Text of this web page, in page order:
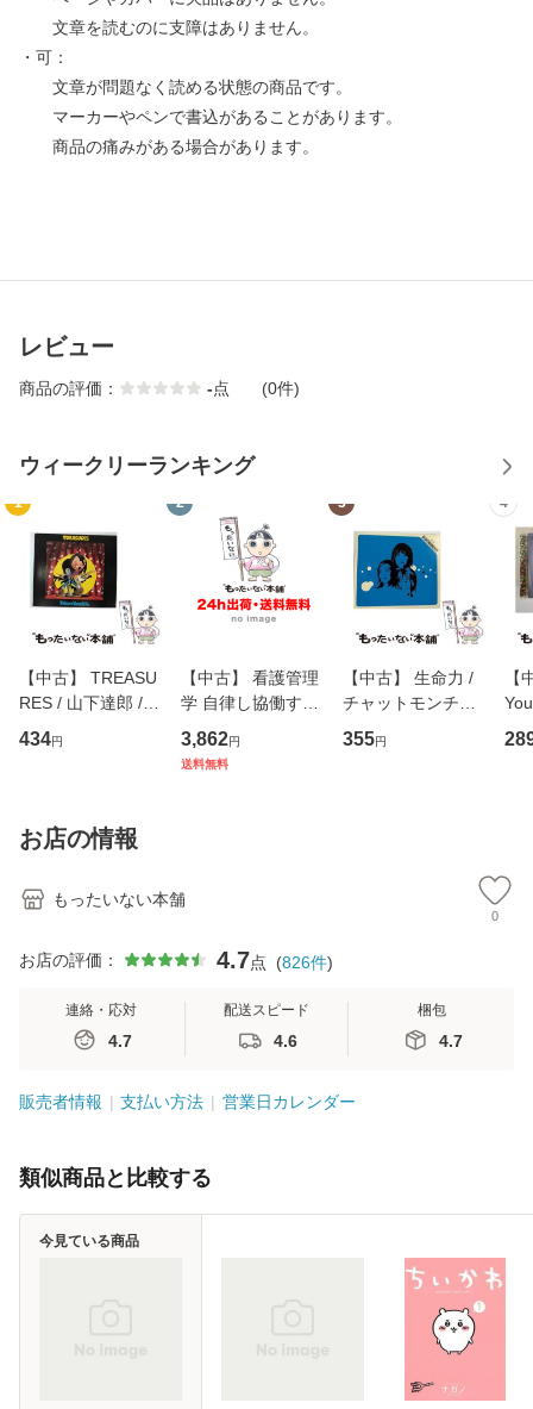
文章を読むのに支障はありません。
・可：
文章が問題なく読める状態の商品です。
マーカーやペンで書込があることがあります。
商品の痛みがある場合があります。
レビュー
商品の評価： -点 (0件)
ウィークリーランキング
1
【中古】 TREASU
RES / 山下達郎 /
イーストウエス
ト・ジャパン [CD]
434円
2
【中古】 看護管理
学 自律し協働する
専門職の看護マネ
ジメントスキル 改
3,862円
送料無料
3
【中古】 生命力 /
チャットモンチー /
キューンレコード
[CD]【メール便送
355円
4
【
のが
お店の情報
もったいない本舗
0
お店の評価： 4.7点 (826件)
連絡・応対
4.7
配送スピード
4.6
梱包
4.7
販売者情報 支払い方法 営業日カレンダー
類似商品と比較する
今見ている商品